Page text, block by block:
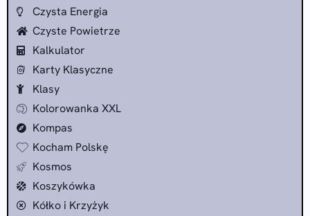
Czysta Energia
Czyste Powietrze
Kalkulator
Karty Klasyczne
Klasy
Kolorowanka XXL
Kompas
Kocham Polskę
Kosmos
Koszykówka
Kółko i Krzyżyk